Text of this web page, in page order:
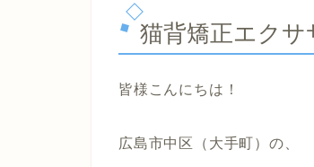
猫背矯正エクサ
皆様こんにちは！
広島市中区（大手町）の、